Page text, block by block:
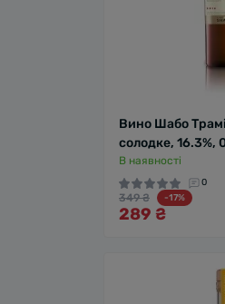
Вино Шабо
солодке, 16.3%,
В наявності
0
349 ₴ -17%
289 ₴